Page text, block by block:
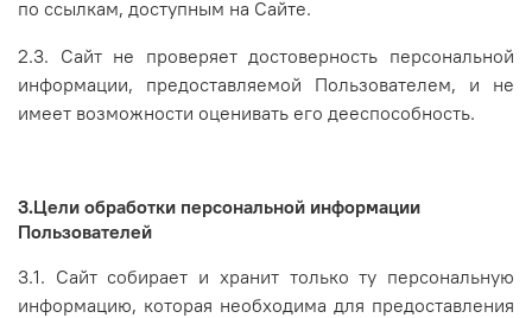
по ссылкам, доступным на Сайте.
2.3. Сайт не проверяет достоверность персональной
информации, предоставляемой Пользователем, и не
имеет возможности оценивать его дееспособность.
3.Цели обработки персональной информации
Пользователей
3.1. Сайт собирает и хранит только ту персональную
информацию, которая необходима для предоставления